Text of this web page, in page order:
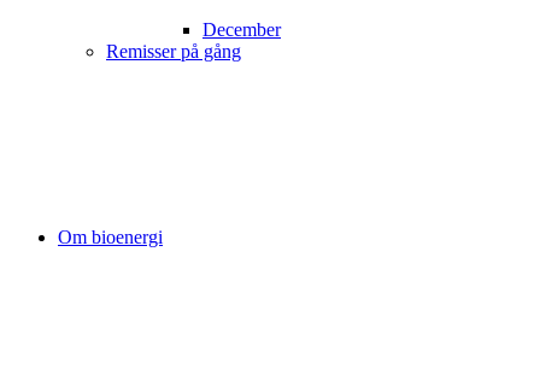
December
Remisser på gång
Om bioenergi